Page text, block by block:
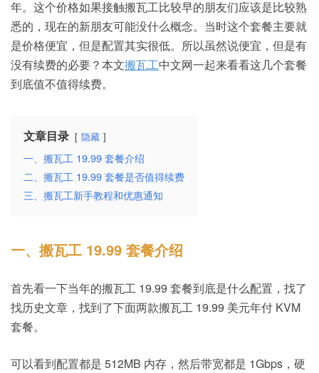
年。这个价格如果接触搬瓦工比较早的朋友们应该是比较熟
悉的，现在的新朋友可能没什么概念。当时这个套餐主要就
是价格便宜，但是配置其实很低。所以虽然说便宜，但是有
没有续费的必要？本文搬瓦工中文网一起来看看这几个套餐
到底值不值得续费。
文章目录 隐藏
一、搬瓦工 19.99 套餐介绍
二、搬瓦工 19.99 套餐是否值得续费
三、搬瓦工新手教程和优惠通知
一、搬瓦工 19.99 套餐介绍
首先看一下当年的搬瓦工 19.99 套餐到底是什么配置，找了
找历史文章，找到了下面两款搬瓦工 19.99 美元年付 KVM
套餐。
可以看到配置都是 512MB 内存，然后带宽都是 1Gbps，硬